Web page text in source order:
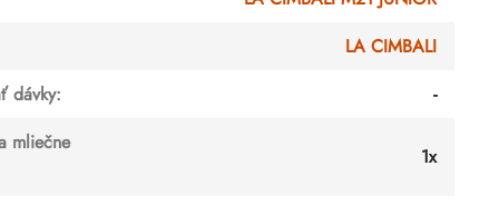
LA CIMBALI
dávky:
-
mliečne
1x